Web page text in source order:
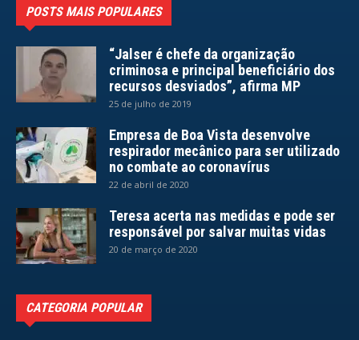
POSTS MAIS POPULARES
“Jalser é chefe da organização
criminosa e principal beneficiário dos
recursos desviados”, afirma MP
25 de julho de 2019
Empresa de Boa Vista desenvolve
respirador mecânico para ser utilizado
no combate ao coronavírus
22 de abril de 2020
Teresa acerta nas medidas e pode ser
responsável por salvar muitas vidas
20 de março de 2020
CATEGORIA POPULAR